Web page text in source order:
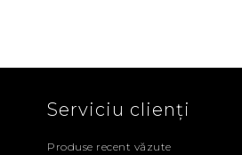
Serviciu clienți
Produse recent văzute